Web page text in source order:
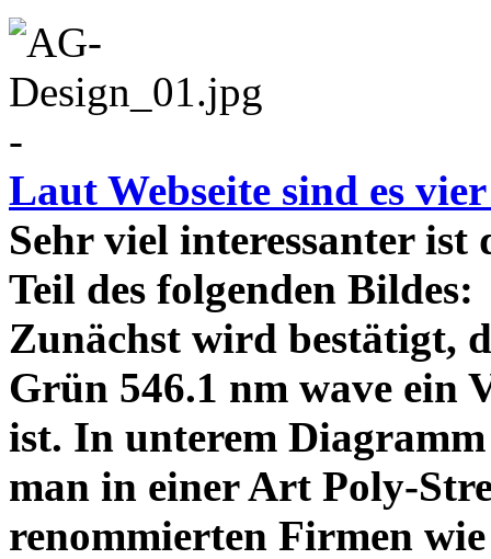
-
Laut Webseite sind es
Sehr viel interessanter
Teil des folgenden
Zunächst wird bestätigt,
Grün 546.1 nm wave ein
ist. In unterem
man in einer Art Poly-
renommierten Firmen